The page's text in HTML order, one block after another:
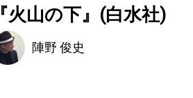
『火山の下』(白水社)
陣野 俊史